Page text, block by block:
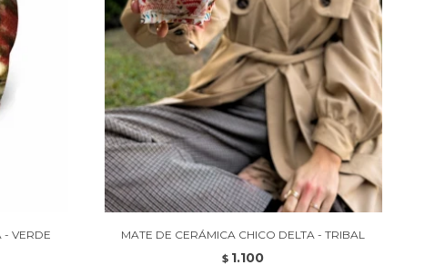
- VERDE
MATE DE CERÁMICA CHICO DELTA - TRIBAL
$ 1.100